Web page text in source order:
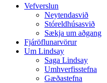
Close
Vefverslun
Neytendasvið
Stóreldhúsasvið
Sækja um aðgang
Fjáröflunarvörur
Um Lindsay
Saga Lindsay
Umhverfisstefna
Gæðastefna